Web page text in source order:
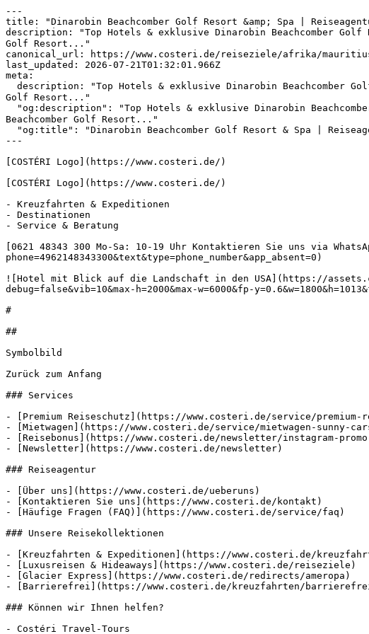
---
title: "Dinarobin Beachcomber Golf Resort &amp; Spa |
description: "Top Hotels & exklusive Dinarobin Beachcomber Golf
Golf Resort..."
canonical_url: https://www.costeri.de/reiseziele/afrika/
last_updated: 2026-07-21T01:32:01.966Z
meta:
Golf Resort..."
Beachcomber Golf Resort..."
---
[COSTÉRI Logo](https://www.costeri.de/)
[COSTÉRI Logo](https://www.costeri.de/)
- Kreuzfahrten & Expeditionen
- Destinationen
- Service & Beratung
[0621 48343 300 Mo-Sa: 10-19 Uhr Kontaktieren Sie uns via
phone=4962148343300&text&type=phone_number&app_absent=0)
![Hotel mit Blick auf die Landschaft in den USA](https://
debug=false&vib=10&max-h=2000&max-w=6000&fp-
#
##
Symbolbild
Zurück zum Anfang
### Services
- [Premium Reiseschutz](https://www.costeri.de/service/premium-
- [Mietwagen](https://www.costeri.de/service/mietwagen-sunny-
- [Reisebonus](https://www.costeri.de/newsletter/instagram-
- [Newsletter](https://www.costeri.de/newsletter)
### Reiseagentur
- [Über uns](https://www.costeri.de/ueberuns)
- [Kontaktieren Sie uns](https://www.costeri.de/kontakt)
- [Häufige Fragen (FAQ)](https://www.costeri.de/service/faq)
### Unsere Reisekollektionen
- [Kreuzfahrten & Expeditionen](https://www.costeri.de/
- [Luxusreisen & Hideaways](https://www.costeri.de/reiseziele)
- [Glacier Express](https://www.costeri.de/redirects/ameropa)
- [Barrierefrei](https://www.costeri.de/kreuzfahrten/
### Können wir Ihnen helfen?
- Costéri Travel-Tours